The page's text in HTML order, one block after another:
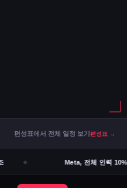
편성표에서 전체 일정 보기편성표 →
Meta, 전체 인력 10%